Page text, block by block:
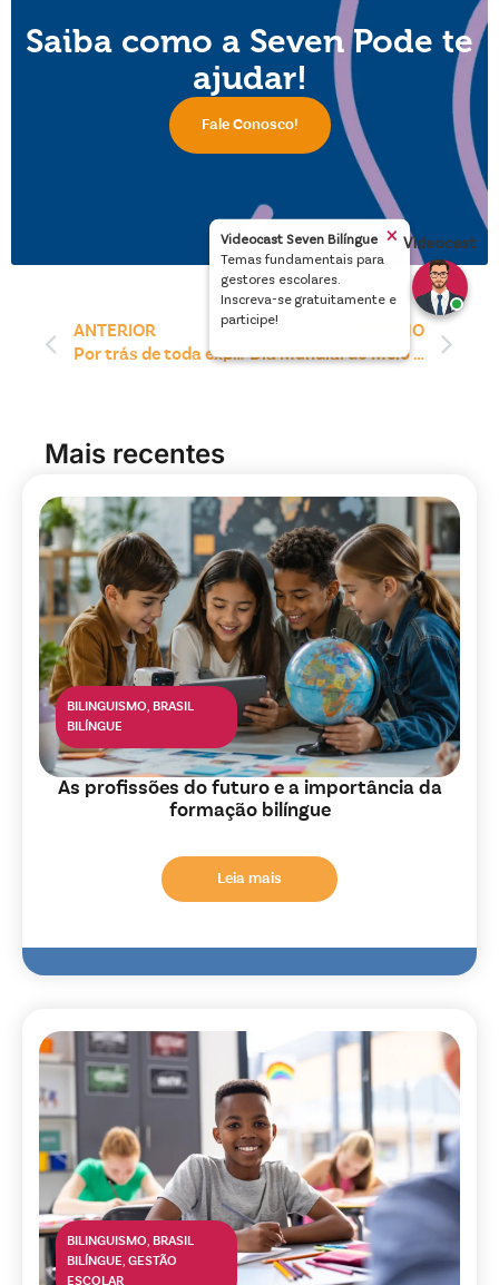
×
Videocast Seven Bilíngue
Temas fundamentais para
gestores escolares.
Inscreva-se gratuitamente e
participe!
Videocast
Saiba como a Seven Pode te
ajudar!
Fale Conosco!
ANTERIOR
Por trás de toda experiência de aprendizagem bem estruturada, existe uma decisão pedagógica consciente
PRÓXIMO
Dia Mundial do Meio Ambiente: a educação como ferramenta de transformação
Mais recentes
As profissões do futuro e a importância da
formação bilíngue
BILINGUISMO, BRASIL
BILÍNGUE
Leia mais
BILINGUISMO, BRASIL
BILÍNGUE, GESTÃO
ESCOLAR